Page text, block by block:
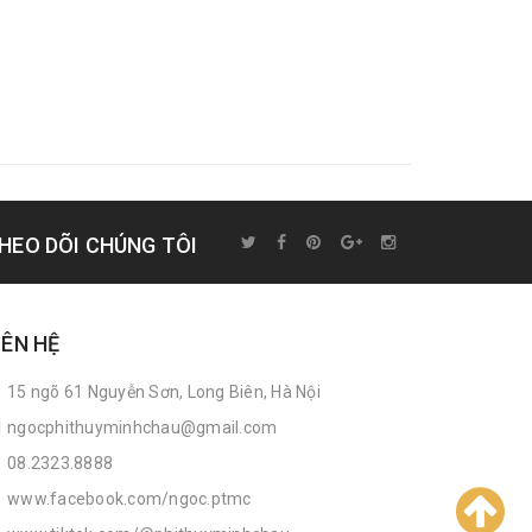
DÕI CHÚNG TÔI
HỆ
15 ngõ 61 Nguyễn Sơn, Long Biên, Hà Nội
ngocphithuyminhchau@gmail.com
08.2323.8888
www.facebook.com/ngoc.ptmc